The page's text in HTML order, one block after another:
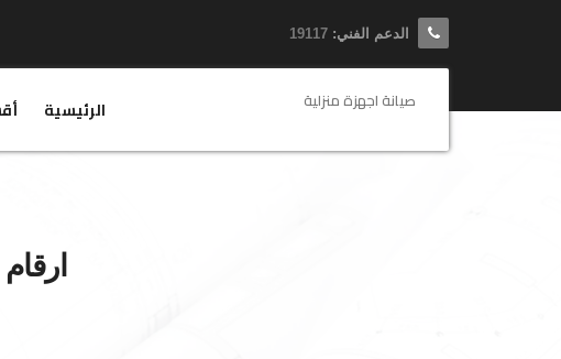
الدعم الفني: 19117
صيانة اجهزة منزلية الرئيسية